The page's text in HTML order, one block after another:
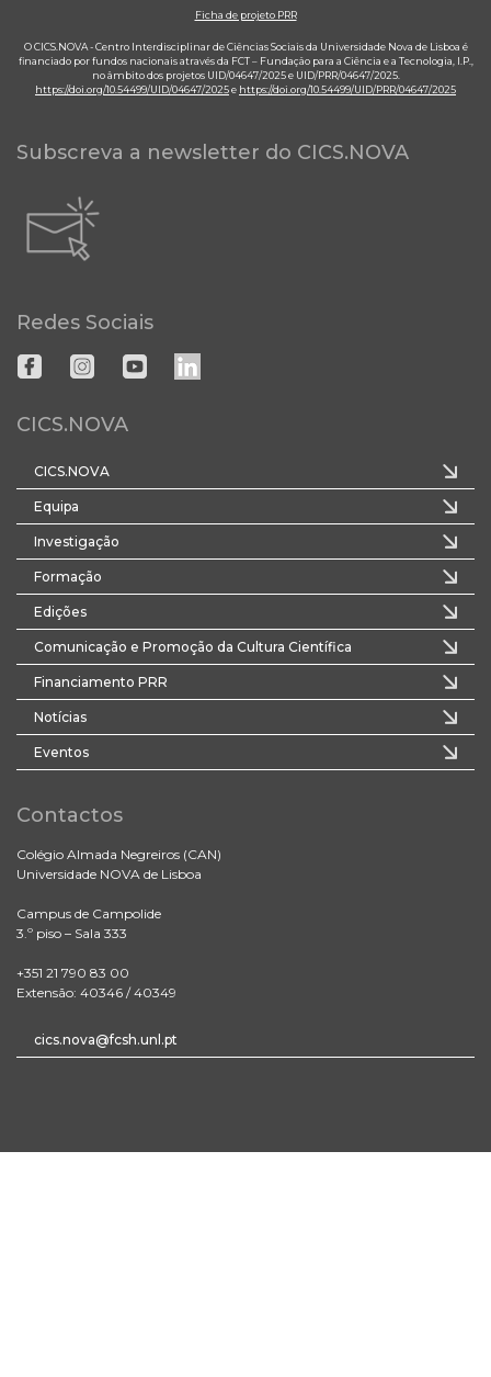
Ficha de projeto PRR
O CICS.NOVA - Centro Interdisciplinar de Ciências Sociais da Universidade Nova de Lisboa é
financiado por fundos nacionais através da FCT – Fundação para a Ciência e a Tecnologia, I.P.,
no âmbito dos projetos UID/04647/2025 e UID/PRR/04647/2025.
https://doi.org/10.54499/UID/04647/2025e https://doi.org/10.54499/UID/PRR/04647/2025
Subscreva a newsletter do CICS.NOVA
Redes Sociais
CICS.NOVA
CICS.NOVA
Equipa
Investigação
Formação
Edições
Comunicação e Promoção da Cultura Científica
Financiamento PRR
Notícias
Eventos
Contactos
Colégio Almada Negreiros (CAN)
Universidade NOVA de Lisboa
Campus de Campolide
3.º piso – Sala 333
+351 21 790 83 00
Extensão: 40346 / 40349
cics.nova@fcsh.unl.pt